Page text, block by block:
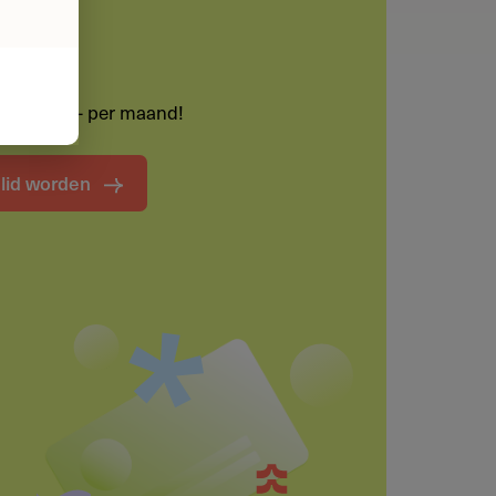
Maak een notitie
Deel deze pagina
€ 55,- per maand!
worden